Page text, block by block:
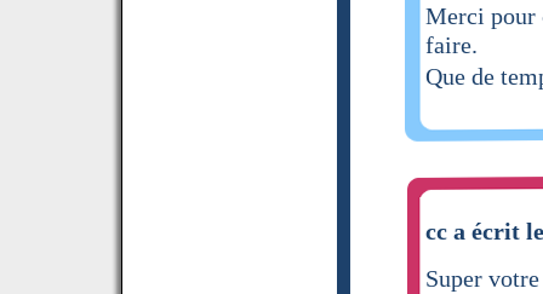
Merci
faire.
Que de
cc a écrit
Super